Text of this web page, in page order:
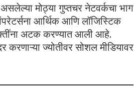
मोठ्या गुप्तचर नेटवर्कचा भाग
आर्थिक आणि लॉजिस्टिक
अटक करण्यात आली आहे.
करणाऱ्या ज्योतीवर सोशल मीडियावर